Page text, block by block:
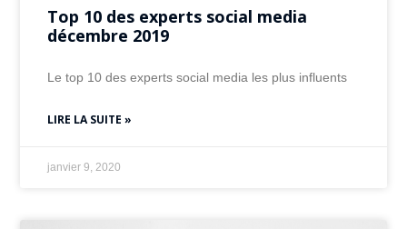
Top 10 des experts social media
décembre 2019
Le top 10 des experts social media les plus influents
LIRE LA SUITE »
janvier 9, 2020